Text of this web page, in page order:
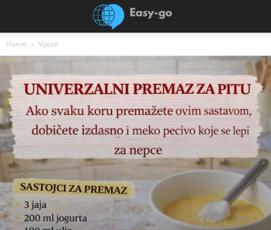
Home Vijesti